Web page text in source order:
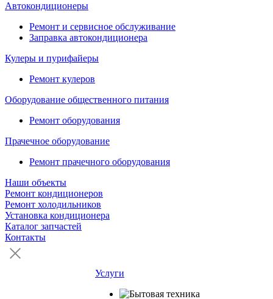
Автокондиционеры
Ремонт и сервисное обслуживание
Заправка автокондиционера
Кулеры и пурифайеры
Ремонт кулеров
Оборудование общественного питания
Ремонт оборудования
Прачечное оборудование
Ремонт прачечного оборудования
Наши объекты
Ремонт кондиционеров
Ремонт холодильников
Установка кондиционера
Каталог запчастей
Контакты
Услуги